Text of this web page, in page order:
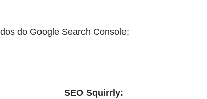
do Google Search Console;
SEO Squirrly: